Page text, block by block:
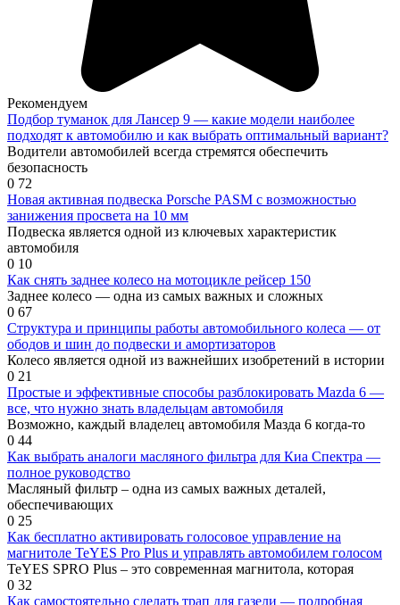
Рекомендуем
Подбор туманок для Лансер 9 — какие модели наиболее
подходят к автомобилю и как выбрать оптимальный вариант?
Водители автомобилей всегда стремятся обеспечить
безопасность
0 72
Новая активная подвеска Porsche PASM с возможностью
занижения просвета на 10 мм
Подвеска является одной из ключевых характеристик
автомобиля
0 10
Как снять заднее колесо на мотоцикле рейсер 150
Заднее колесо — одна из самых важных и сложных
0 67
Структура и принципы работы автомобильного колеса — от
ободов и шин до подвески и амортизаторов
Колесо является одной из важнейших изобретений в истории
0 21
Простые и эффективные способы разблокировать Mazda 6 —
все, что нужно знать владельцам автомобиля
Возможно, каждый владелец автомобиля Мазда 6 когда-то
0 44
Как выбрать аналоги масляного фильтра для Киа Спектра —
полное руководство
Масляный фильтр – одна из самых важных деталей,
обеспечивающих
0 25
Как бесплатно активировать голосовое управление на
магнитоле TeYES Pro Plus и управлять автомобилем голосом
TeYES SPRO Plus – это современная магнитола, которая
0 32
Как самостоятельно сделать трап для газели — подробная